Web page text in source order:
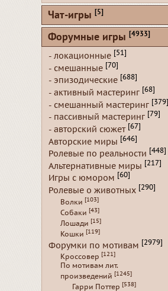
Чат-игры [5]
Форумные игры [4933]
- локационные [51]
- смешанные [70]
- эпизодические [688]
- активный мастеринг [68]
- смешанный мастеринг [379]
- пассивный мастеринг [79]
- авторский сюжет [67]
Авторские миры [646]
Ролевые по реальности [448]
Альтернативные миры [217]
Игры с юмором [60]
Ролевые о животных [290]
Волки [103]
Собаки [43]
Лошади [15]
Кошки [119]
Форумки по мотивам [2979]
Кроссовер [121]
По мотивам лит.
произведений [1245]
Гарри Поттер [538]